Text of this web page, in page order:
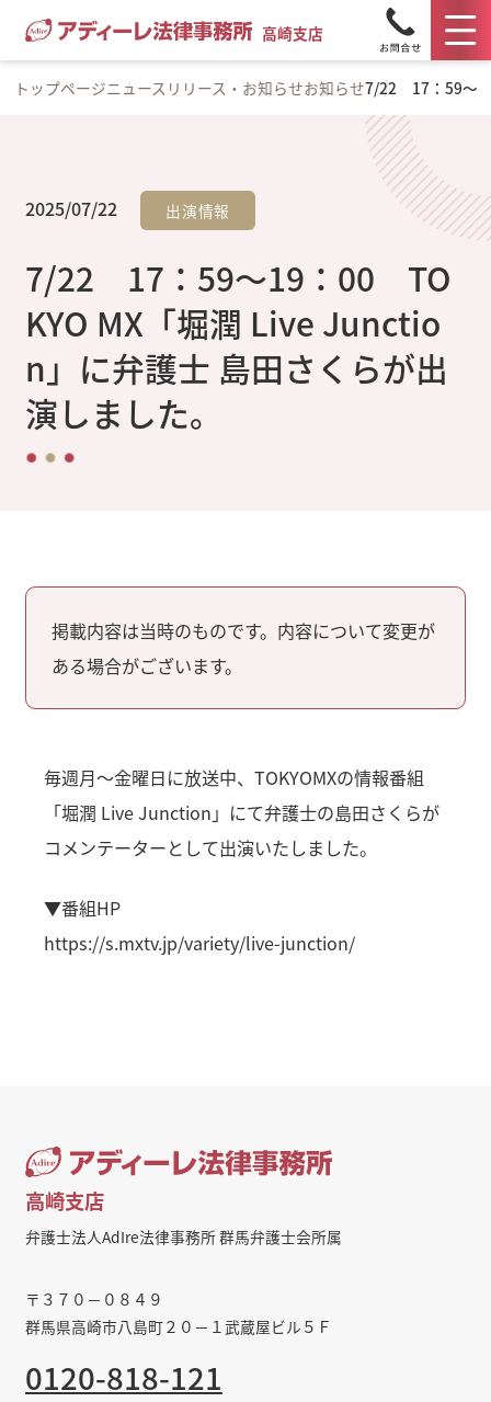
高崎支店
トップページニュースリリース・お知らせお知らせ7/22 17：59～
2025/07/22 出演情報
7/22 17：59～19：00 TO
KYO MX「堀潤 Live Junctio
n」に弁護士 島田さくらが出
演しました。
掲載内容は当時のものです。内容について変更が
ある場合がございます。
毎週月～金曜日に放送中、TOKYOMXの情報番組
「堀潤 Live Junction」にて弁護士の島田さくらが
コメンテーターとして出演いたしました。
▼番組HP
https://s.mxtv.jp/variety/live-junction/
高崎支店
弁護士法人AdIre法律事務所 群馬弁護士会所属
〒３７０－０８４９
群馬県高崎市八島町２０－１武蔵屋ビル５Ｆ
0120-818-121